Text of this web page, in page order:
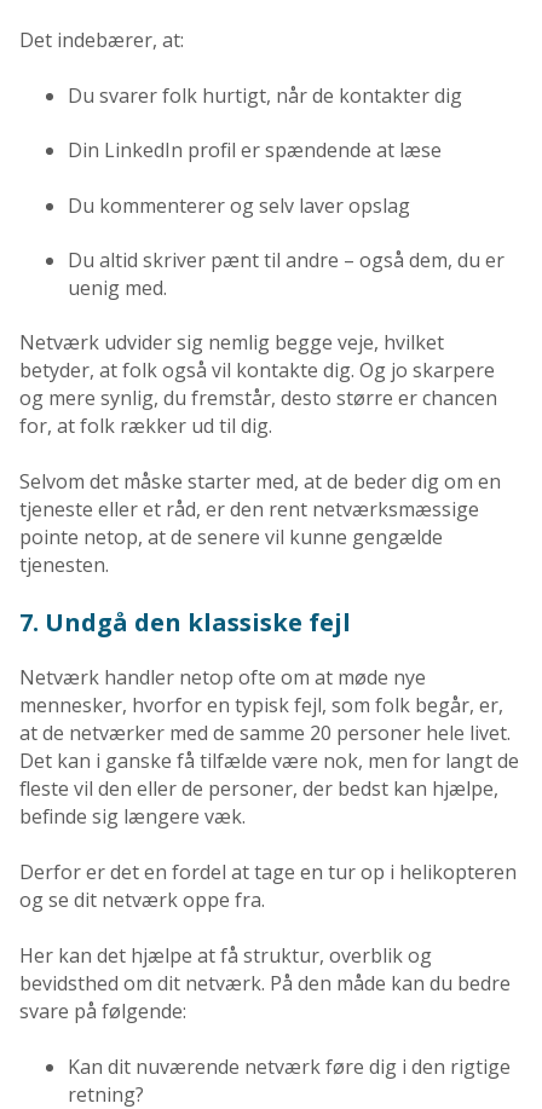
Det indebærer, at:
Du svarer folk hurtigt, når de kontakter dig
Din LinkedIn profil er spændende at læse
Du kommenterer og selv laver opslag
Du altid skriver pænt til andre – også dem, du er
uenig med.
Netværk udvider sig nemlig begge veje, hvilket
betyder, at folk også vil kontakte dig. Og jo skarpere
og mere synlig, du fremstår, desto større er chancen
for, at folk rækker ud til dig.
Selvom det måske starter med, at de beder dig om en
tjeneste eller et råd, er den rent netværksmæssige
pointe netop, at de senere vil kunne gengælde
tjenesten.
7. Undgå den klassiske fejl
Netværk handler netop ofte om at møde nye
mennesker, hvorfor en typisk fejl, som folk begår, er,
at de netværker med de samme 20 personer hele livet.
Det kan i ganske få tilfælde være nok, men for langt de
fleste vil den eller de personer, der bedst kan hjælpe,
befinde sig længere væk.
Derfor er det en fordel at tage en tur op i helikopteren
og se dit netværk oppe fra.
Her kan det hjælpe at få struktur, overblik og
bevidsthed om dit netværk. På den måde kan du bedre
svare på følgende:
Kan dit nuværende netværk føre dig i den rigtige
retning?